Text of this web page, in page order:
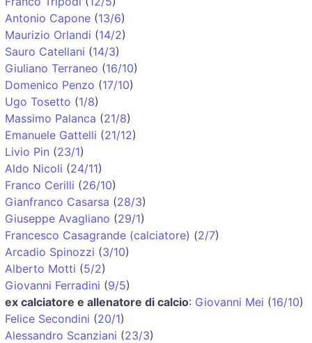
Antonio Capone (13/6)
Maurizio Orlandi (14/2)
Sauro Catellani (14/3)
Giuliano Terraneo (16/10)
Domenico Penzo (17/10)
Ugo Tosetto (1/8)
Massimo Palanca (21/8)
Emanuele Gattelli (21/12)
Livio Pin (23/1)
Aldo Nicoli (24/11)
Franco Cerilli (26/10)
Gianfranco Casarsa (28/3)
Giuseppe Avagliano (29/1)
Francesco Casagrande (calciatore) (2/7)
Arcadio Spinozzi (3/10)
Alberto Motti (5/2)
Giovanni Ferradini (9/5)
ex calciatore e allenatore di calcio: Giovanni Mei (16/10)
Felice Secondini (20/1)
Alessandro Scanziani (23/3)